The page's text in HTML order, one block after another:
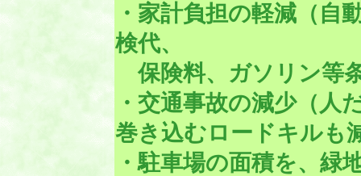
・家計負担の軽減 （自
検代、
保険料、ガソリン等
・交通事故の減少（人
巻き込むロードキルも
・駐車場の面積を、緑